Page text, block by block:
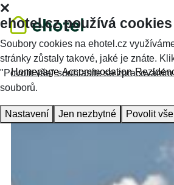
Homepage Accommodation
ehotel.cz používá cookies
Soubory cookies na ehotel.cz
stránky zůstaly takové, jaké je znáte.
"Povolit vše" souhlasíte se
souborů.
Nastavení Jen nezbytné Povolit vše